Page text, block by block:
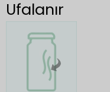
Ufalanır